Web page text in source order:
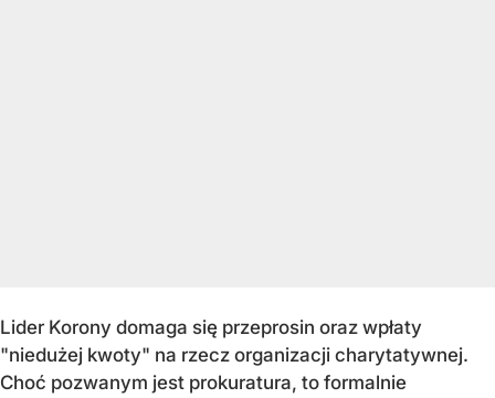
Lider Korony domaga się przeprosin oraz wpłaty
"niedużej kwoty" na rzecz organizacji charytatywnej.
Choć pozwanym jest prokuratura, to formalnie